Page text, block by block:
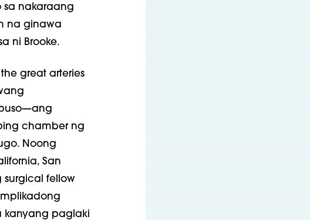
sa nakaraang
na ginawa
ni Brooke.
great arteries
chamber ng
Noong
San
surgical fellow
kanyang paglaki